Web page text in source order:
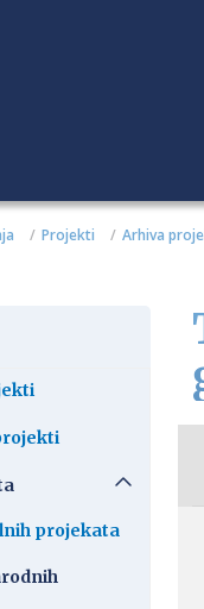
Projekti Arhiva
projekata